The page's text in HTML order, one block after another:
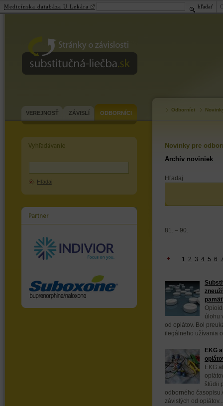
substitučná-liečba.sk
VEREJNOSŤ ZÁVISLÍ ODBORNÍCI
Hľadaj
Odborníci
Novinky pre
Archív noviniek
Hľadaj
81. – 90.
1 2 3 4 5 6
úlohu
od opiátov. Bol
ilegálneho užívania
EKG
EKG
štúdii
odborného časopisu
závislých od opiátov...
Medicínska databáza U Lekára hľadať